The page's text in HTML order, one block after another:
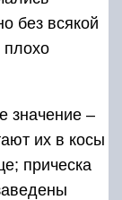
без всякой
плохо
значение –
их в косы
прическа